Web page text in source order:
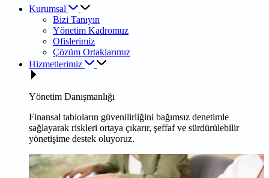
Kurumsal
Bizi Tanıyın
Yönetim Kadromuz
Ofislerimiz
Çözüm Ortaklarımız
Hizmetlerimiz
Yönetim Danışmanlığı
Finansal tabloların güvenilirliğini bağımsız denetimle
sağlayarak riskleri ortaya çıkarır, şeffaf ve sürdürülebilir
yönetişime destek oluyoruz.